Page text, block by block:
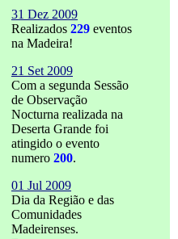
31 Dez 2009
Realizados 229 eventos
na Madeira!
21 Set 2009
Com a segunda Sessão
de Observação
Nocturna realizada na
Deserta Grande foi
atingido o evento
numero 200.
01 Jul 2009
Dia da Região e das
Comunidades
Madeirenses.